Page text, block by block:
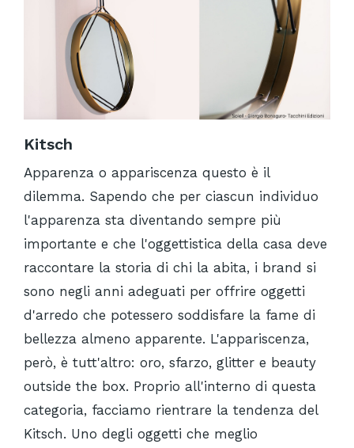
Kitsch
Apparenza o appariscenza questo è il
dilemma. Sapendo che per ciascun individuo
l'apparenza sta diventando sempre più
importante e che l'oggettistica della casa deve
raccontare la storia di chi la abita, i brand si
sono negli anni adeguati per offrire oggetti
d'arredo che potessero soddisfare la fame di
bellezza almeno apparente. L'appariscenza,
però, è tutt'altro: oro, sfarzo, glitter e beauty
outside the box. Proprio all'interno di questa
categoria, facciamo rientrare la tendenza del
Kitsch. Uno degli oggetti che meglio